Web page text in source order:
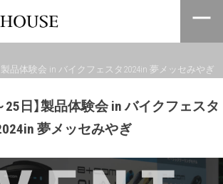
製品体験会 in バイクフェスタ2024in 夢メッセみやぎ
25日】製品体験会 in バイクフェスタ
夢メッセみやぎ